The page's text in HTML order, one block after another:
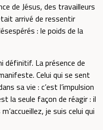
de Jésus, des travailleurs
arrivé de ressentir
: le poids de la
définitif. La présence de
Celui qui se sent
sa vie : c’est l’impulsion
la seule façon de réagir : il
je suis celui qui